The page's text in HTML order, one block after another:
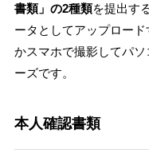
書類」の2種類を提出す
ータとしてアップロー
かスマホで撮影してパ
ーズです。
本人確認書類